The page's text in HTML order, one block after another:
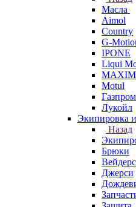
Масла
Aimol
Country
G-
IPONE
Liqui
Motul
Газпром
Лукойл
Экипировка
Назад
Брюки
Джерси